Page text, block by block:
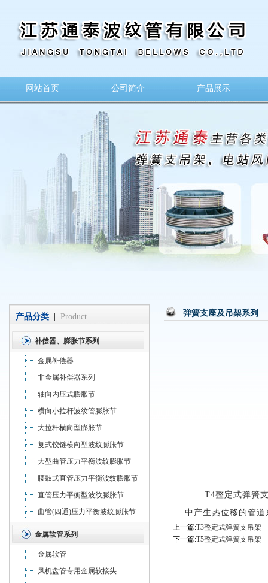
网站首页 公司简介 产品展示
产品分类 Product
补偿器、膨胀节系列
金属补偿器
非金属补偿器系列
轴向内压式膨胀节
横向小拉杆波纹管膨胀节
大拉杆横向型膨胀节
复式铰链横向型波纹膨胀节
大型曲管压力平衡波纹膨胀节
腰鼓式直管压力平衡波纹膨胀节
直管压力平衡型波纹膨胀节
曲管(四通)压力平衡波纹膨胀节
金属软管系列
金属软管
风机盘管专用金属软接头
弹簧支座及吊架系列
T4整定式弹簧
中产生热位移的管
上一篇:T3整定式弹簧支吊架
下一篇:T5整定式弹簧支吊架